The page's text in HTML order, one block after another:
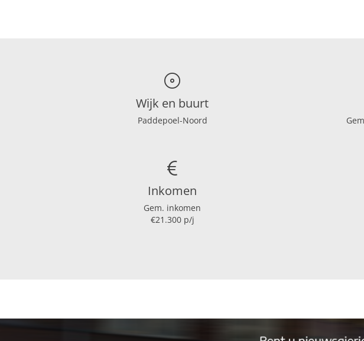
Wijk en buurt
Paddepoel-Noord
Inkomen
Gem. inkomen
€21.300 p/j